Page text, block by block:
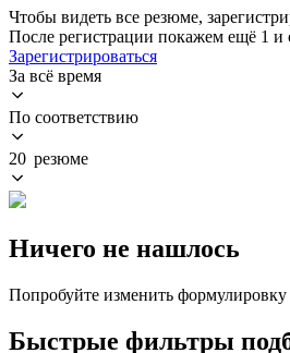
Чтобы видеть все резюме,
После регистрации покажем ещё 1 и
Зарегистрироваться
За всё время
По соответствию
20 резюме
Ничего не нашлось
Попробуйте изменить
Быстрые фильтры